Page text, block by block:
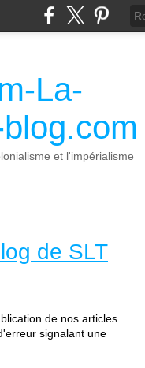
La-
et l'impérialisme
de SLT
de nos articles.
signalant une